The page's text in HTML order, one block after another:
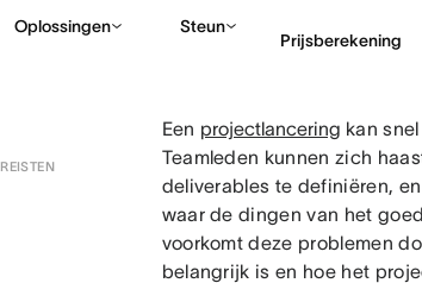
Oplossingen Steun
Prijsberekening
Een projectlancering kan
Teamleden kunnen zich
deliverables te definiëren,
waar de dingen van het
voorkomt deze problemen
belangrijk is en hoe het